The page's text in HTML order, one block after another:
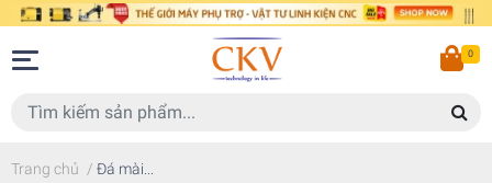
0
Trang chủ / Đá mài...